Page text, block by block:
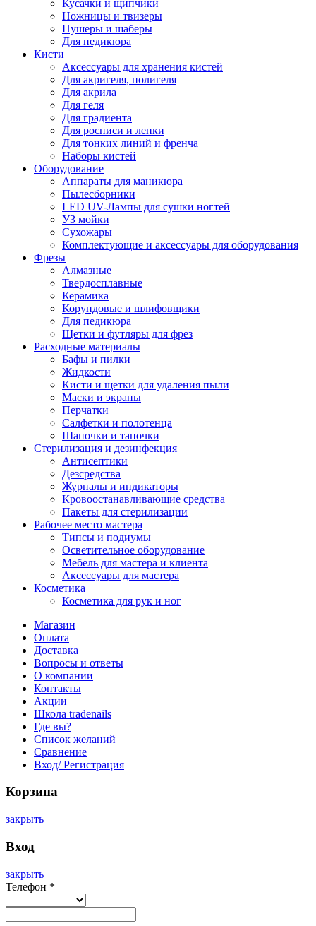
Кусачки и щипчики
Ножницы и твизеры
Пушеры и шаберы
Для педикюра
Кисти
Аксессуары для хранения кистей
Для акригеля, полигеля
Для акрила
Для геля
Для градиента
Для росписи и лепки
Для тонких линий и френча
Наборы кистей
Оборудование
Аппараты для маникюра
Пылесборники
LED UV-Лампы для сушки ногтей
УЗ мойки
Сухожары
Комплектующие и аксессуары для оборудования
Фрезы
Алмазные
Твердосплавные
Керамика
Корундовые и шлифовщики
Для педикюра
Щетки и футляры для фрез
Расходные материалы
Бафы и пилки
Жидкости
Кисти и щетки для удаления пыли
Маски и экраны
Перчатки
Салфетки и полотенца
Шапочки и тапочки
Стерилизация и дезинфекция
Антисептики
Дезсредства
Журналы и индикаторы
Кровоостанавливающие средства
Пакеты для стерилизации
Рабочее место мастера
Типсы и подиумы
Осветительное оборудование
Мебель для мастера и клиента
Аксессуары для мастера
Косметика
Косметика для рук и ног
Магазин
Оплата
Доставка
Вопросы и ответы
О компании
Контакты
Акции
Школа tradenails
Где вы?
Список желаний
Сравнение
Вход/ Регистрация
Корзина
закрыть
Вход
закрыть
Телефон *